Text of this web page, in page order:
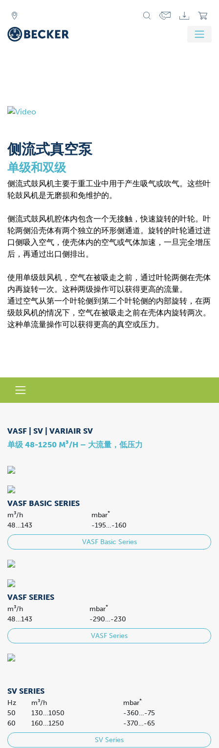
侧流式真空泵
单级和双级
侧流式鼓风机主要于重工业中用于产生吸气或吹气。这些叶
轮鼓风机是无磨损和免维护的。
侧流式鼓风机腔体内包含一个无接触，快速旋转的叶轮。叶
轮两侧沿壳体有两个独立的环形侧通道。旋转的叶轮通过进
口侧吸入空气，使壳体内的空气或气体加速，一旦完全增压
后，再通过出口侧排出。
使用单级鼓风机，空气在被吸走之前，通过叶轮两侧在壳体
内再旋转一次。这种两级操作可以获得更高的流量。
通过空气从第一个叶轮侧到第二个叶轮侧的内部旋转，在两
级鼓风机的情况下，空气在被吸走之前在壳体内旋转两次。
这种单流量操作可以获得更高的真空或压力。
VASF | SV | VARIAIR SV
单级 48-1250 M³/H – 大流量，低压力
VASF BASIC SERIES
m³/h mbar*
48…143 -195…-160
VASF Basic Series
VASF SERIES
m³/h mbar*
48…143 -290…-230
VASF Series
SV SERIES
Hz m³/h mbar*
50 130…1050
-360…-75
60
160…1250 -370…-65
SV Series